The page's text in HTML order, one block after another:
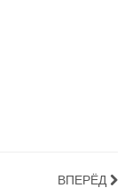
ВПЕРЁД